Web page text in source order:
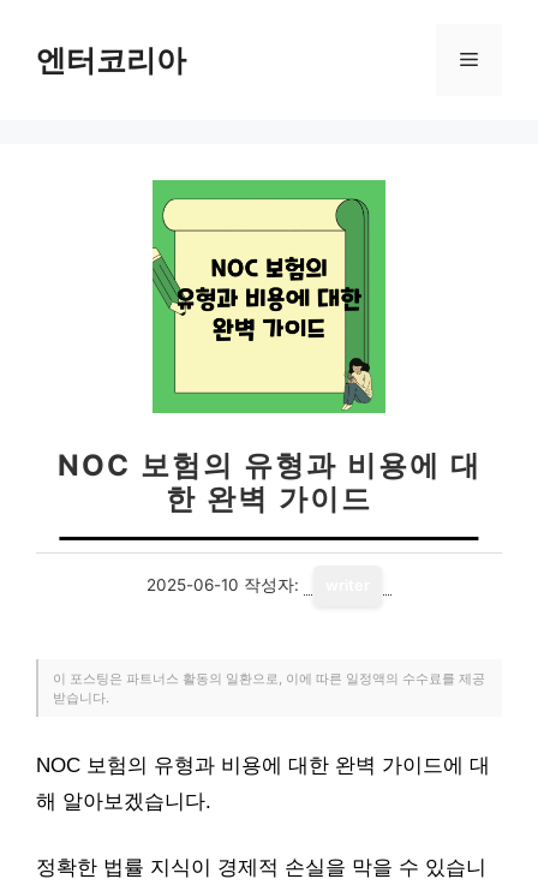
엔터코리아 메
NOC 보험의 유형과 비용에 대
한 완벽 가이드
2025-06-10 작성자:
이 포스팅은 파트너스 활동의 일환으로, 이에 따른 일정액의 수수료를 제공
받습니다.
NOC 보험의 유형과 비용에 대한 완벽 가이드에 대
해 알아보겠습니다.
정확한 법률 지식이 경제적 손실을 막을 수 있습니